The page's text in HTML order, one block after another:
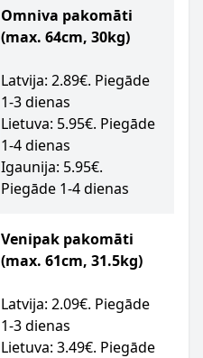
Omniva pakomāti
(max. 64cm, 30kg)
Latvija: 2.89€. Piegāde
1-3 dienas
Lietuva: 5.95€. Piegāde
1-4 dienas
Igaunija: 5.95€.
Piegāde 1-4 dienas
Venipak pakomāti
(max. 61cm, 31.5kg)
Latvija: 2.09€. Piegāde
1-3 dienas
Lietuva: 3.49€. Piegāde